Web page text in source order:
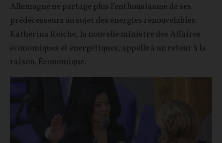
Allemagne ne partage plus l’enthousiasme de ses
prédécesseurs au sujet des énergies renouvelables.
Katherina Reiche, la nouvelle ministre des Affaires
économiques et énergétiques, appelle à un retour à la
raison. Économique.